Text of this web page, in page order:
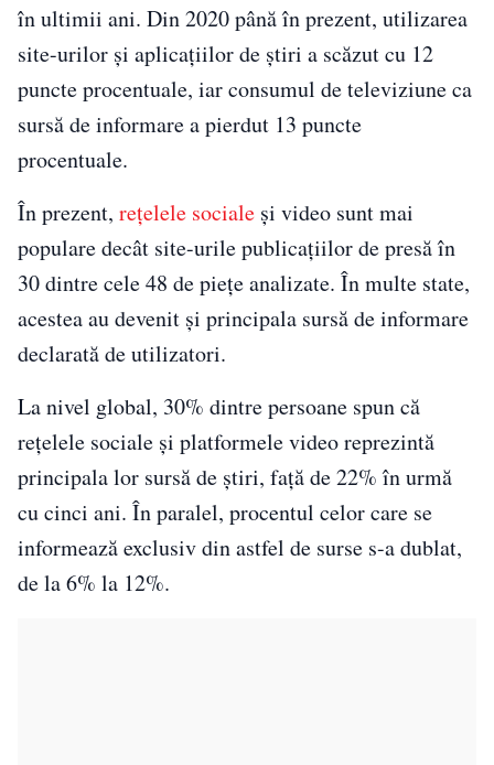
în ultimii ani. Din 2020 până în prezent, utilizarea
site-urilor și aplicațiilor de știri a scăzut cu 12
puncte procentuale, iar consumul de televiziune ca
sursă de informare a pierdut 13 puncte
procentuale.
În prezent, rețelele sociale și video sunt mai
populare decât site-urile publicațiilor de presă în
30 dintre cele 48 de piețe analizate. În multe state,
acestea au devenit și principala sursă de informare
declarată de utilizatori.
La nivel global, 30% dintre persoane spun că
rețelele sociale și platformele video reprezintă
principala lor sursă de știri, față de 22% în urmă
cu cinci ani. În paralel, procentul celor care se
informează exclusiv din astfel de surse s-a dublat,
de la 6% la 12%.